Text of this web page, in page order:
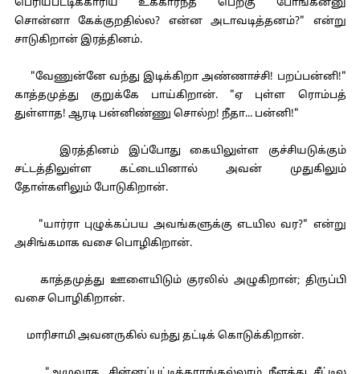
பெரியபட்டிக்காரிய உக்கார்ந்த பெறகு போங்கன்னு
சொன்னா கேக்குறதில்ல? என்ன அடாவடித்தனம்?" என்று
சாடுகிறான் இரத்தினம்.
"வேணுன்னே வந்து இடிக்கிறா அண்ணாச்சி! பறப்பன்னி!"
காத்தமுத்து குறுக்கே பாய்கிறான். "ஏ புள்ள ரொம்பத்
துள்ளாத! ஆரடி பன்னிண்ணு சொல்ற! நீதா... பன்னி!"
இரத்தினம் இப்போது கையிலுள்ள குச்சியடுக்கும்
சட்டத்திலுள்ள கட்டையினால் அவன் முதுகிலும்
தோள்களிலும் போடுகிறான்.
"யார்ரா புழுக்கப்பய அவங்களுக்கு எடயில வர?" என்று
அசிங்கமாக வசை பொழிகிறான்.
காத்தமுத்து ஊளையிடும் குரலில் அழுகிறான்; திருப்பி
வசை பொழிகிறான்.
மாரிசாமி அவனருகில் வந்து தட்டிக் கொடுக்கிறான்.